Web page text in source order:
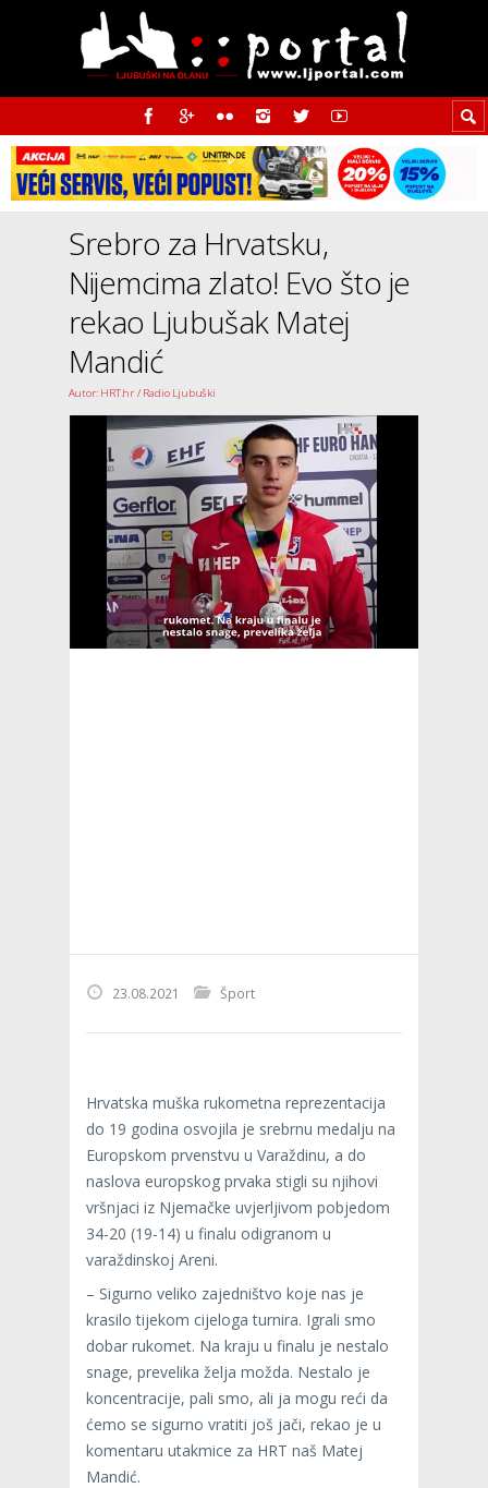
Srebro za Hrvatsku,
Nijemcima zlato! Evo što je
rekao Ljubušak Matej
Mandić
Autor: HRT.hr / Radio Ljubuški
23.08.2021 Šport
Hrvatska muška rukometna reprezentacija
do 19 godina osvojila je srebrnu medalju na
Europskom prvenstvu u Varaždinu, a do
naslova europskog prvaka stigli su njihovi
vršnjaci iz Njemačke uvjerljivom pobjedom
34-20 (19-14) u finalu odigranom u
varaždinskoj Areni.
– Sigurno veliko zajedništvo koje nas je
krasilo tijekom cijeloga turnira. Igrali smo
dobar rukomet. Na kraju u finalu je nestalo
snage, prevelika želja možda. Nestalo je
koncentracije, pali smo, ali ja mogu reći da
ćemo se sigurno vratiti još jači, rekao je u
komentaru utakmice za HRT naš Matej
Mandić.